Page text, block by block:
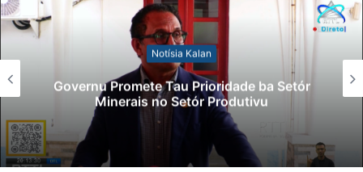
Notísia Kalan
Lei Siberseguransa Ajuda Autoridade
Polisiál Kaptura Autór Kriminozu ho
Paradeiru Iha Estranjeiru